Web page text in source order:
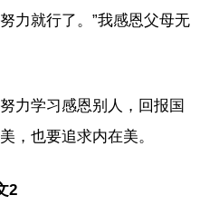
力就行了。”我感恩父母无
学习感恩别人，回报国
，也要追求内在美。
2